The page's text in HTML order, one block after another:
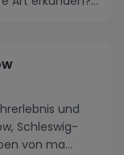
und
Schleswig-
von ma...